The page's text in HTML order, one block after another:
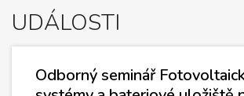
UDÁLOSTI
Odborný seminář